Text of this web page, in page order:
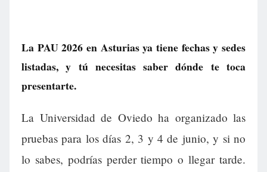
La PAU 2026 en Asturias ya tiene fechas y sedes
listadas, y tú necesitas saber dónde te toca
presentarte.
La Universidad de Oviedo ha organizado las
pruebas para los días 2, 3 y 4 de junio, y si no
lo sabes, podrías perder tiempo o llegar tarde.